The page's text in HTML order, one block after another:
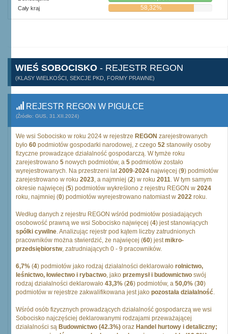
Cały kraj 58,32%
WIEŚ SOBOCISKO - REJESTR REGON
(KLASY WIELKOŚCI, SEKCJE PKD, FORMY PRAWNE)
REJESTR REGON W PIGUŁCE
(Źródło: GUS, 31.XII.2024)
We wsi Sobocisko w roku 2024 w rejestrze REGON zarejestrowanych
było 60 podmiotów gospodarki narodowej, z czego 52 stanowiły osoby
fizyczne prowadzące działalność gospodarczą. W tymże roku
zarejestrowano 5 nowych podmiotów, a 5 podmiotów zostało
wyrejestrowanych. Na przestrzeni lat2009-2024 najwięcej (9) podmiotów
zarejestrowano w roku 2023, a najmniej (2) w roku 2011. W tym samym
okresie najwięcej (5) podmiotów wykreślono z rejestru REGON w 2024
roku, najmniej (0) podmiotów wyrejestrowano natomiast w 2022 roku.
Według danych z rejestru REGON wśród podmiotów posiadających
osobowość prawną we wsi Sobocisko najwięcej (4) jest stanowiących
spólki cywilne. Analizując rejestr pod kątem liczby zatrudnionych
pracowników można stwierdzić, że najwięcej (60) jestmikro-
przedsiębiorstw, zatrudniających 0 - 9 pracowników.
6,7% (4) podmiotów jako rodzaj działalności deklarowało rolnictwo,
leśnictwo, łowiectwo i rybactwo, jako przemysł i budownictwo swój
rodzaj działalności deklarowało 43,3% (26) podmiotów, a 50,0% (30)
podmiotów w rejestrze zakwalifikowana jest jako pozostała działalność.
Wśród osób fizycznych prowadzących działalność gospodarczą we wsi
Sobocisko najczęściej deklarowanymi rodzajami przeważającej
działalności są Budownictwo (42.3%) oraz Handel hurtowy i detaliczny;